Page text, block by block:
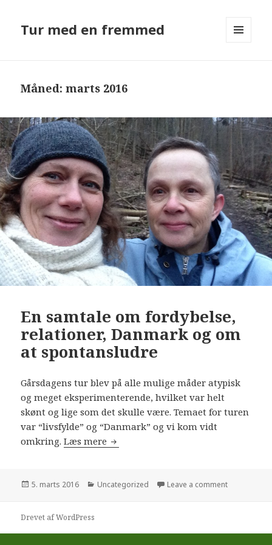
Tur med en fremmed
Måned: marts 2016
En samtale om fordybelse,
relationer, Danmark og om
at spontansludre
Gårsdagens tur blev på alle mulige måder atypisk
og meget eksperimenterende, hvilket var helt
skønt og lige som det skulle være. Temaet for turen
var “livsfylde” og “Danmark” og vi kom vidt
omkring.Læs mere En samtale om fordybelse,
Udgivet
5. marts 2016 Kategorier
Uncategorized Leave a comment
Drevet af WordPress